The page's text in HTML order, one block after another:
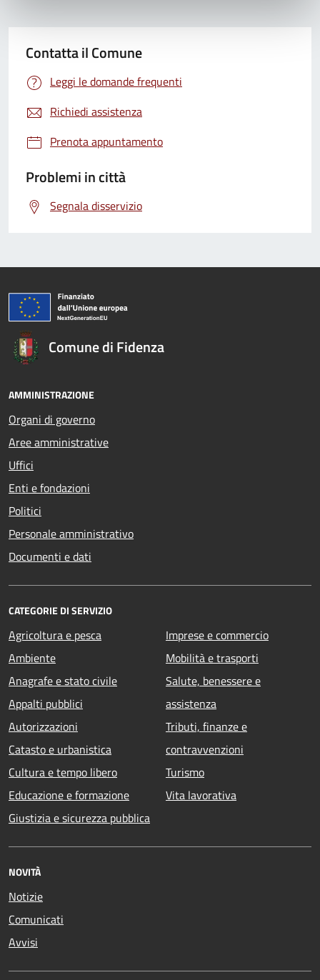
Contatta il Comune
Leggi le domande frequenti
Richiedi assistenza
Prenota appuntamento
Problemi in città
Segnala disservizio
Comune di Fidenza
AMMINISTRAZIONE
Organi di governo
Aree amministrative
Uffici
Enti e fondazioni
Politici
Personale amministrativo
Documenti e dati
CATEGORIE DI SERVIZIO
Agricoltura e pesca
Ambiente
Anagrafe e stato civile
Appalti pubblici
Autorizzazioni
Catasto e urbanistica
Cultura e tempo libero
Educazione e formazione
Giustizia e sicurezza pubblica
Imprese e commercio
Mobilità e trasporti
Salute, benessere e
assistenza
Tributi, finanze e
contravvenzioni
Turismo
Vita lavorativa
NOVITÀ
Notizie
Comunicati
Avvisi